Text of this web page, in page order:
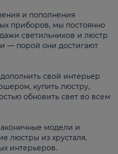
и пополнения
приборов, мы постоянно
светильников и люстр
— порой они достигают
свой интерьер
купить люстру,
обновить свет во всем
модели и
люстры из хрусталя,
интерьеров.